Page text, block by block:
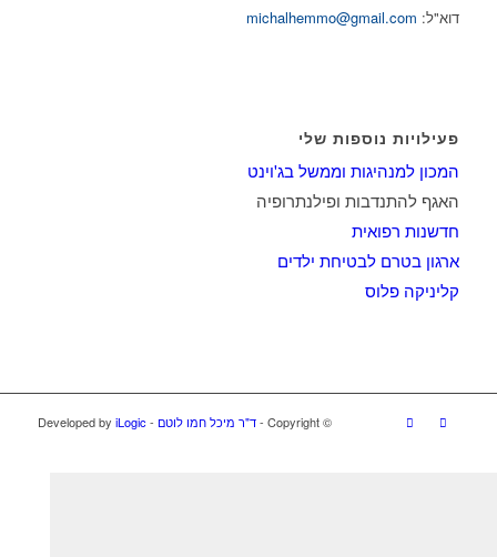
דוא"ל: michalhemmo@gmail.com
פעילויות נוספות שלי
המכון למנהיגות וממשל בג'וינט
האגף להתנדבות ופילנתרופיה
חדשנות רפואית
ארגון בטרם לבטיחת ילדים
קליניקה פלוס
© ‫Copyright - ד"ר מיכל חמו לוטם - Developed by
iLogic